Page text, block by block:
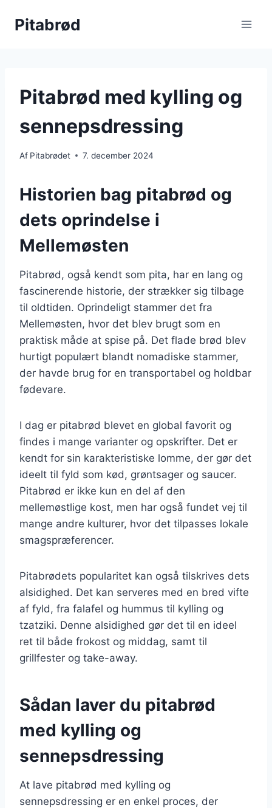
Pitabrød
Pitabrød med kylling og
sennepsdressing
Af Pitabrødet 7. december 2024
Historien bag pitabrød og
dets oprindelse i
Mellemøsten
Pitabrød, også kendt som pita, har en lang og
fascinerende historie, der strækker sig tilbage
til oldtiden. Oprindeligt stammer det fra
Mellemøsten, hvor det blev brugt som en
praktisk måde at spise på. Det flade brød blev
hurtigt populært blandt nomadiske stammer,
der havde brug for en transportabel og holdbar
fødevare.
I dag er pitabrød blevet en global favorit og
findes i mange varianter og opskrifter. Det er
kendt for sin karakteristiske lomme, der gør det
ideelt til fyld som kød, grøntsager og saucer.
Pitabrød er ikke kun en del af den
mellemøstlige kost, men har også fundet vej til
mange andre kulturer, hvor det tilpasses lokale
smagspræferencer.
Pitabrødets popularitet kan også tilskrives dets
alsidighed. Det kan serveres med en bred vifte
af fyld, fra falafel og hummus til kylling og
tzatziki. Denne alsidighed gør det til en ideel
ret til både frokost og middag, samt til
grillfester og take-away.
Sådan laver du pitabrød
med kylling og
sennepsdressing
At lave pitabrød med kylling og
sennepsdressing er en enkel proces, der